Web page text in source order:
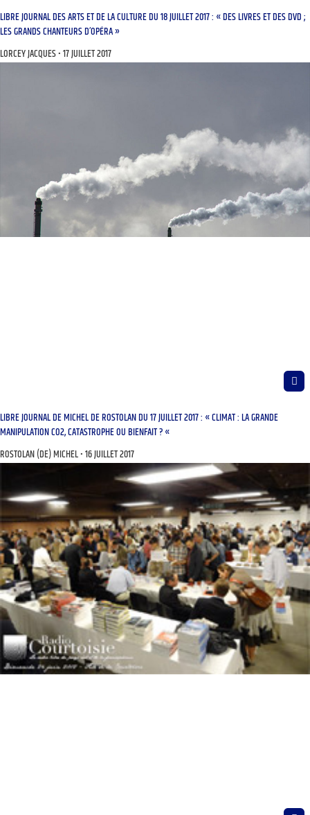
LIBRE JOURNAL DES ARTS ET DE LA CULTURE DU 18 JUILLET 2017 : « DES LIVRES ET DES DVD ;
LES GRANDS CHANTEURS D’OPÉRA »
LORCEY JACQUES 17 JUILLET 2017
LIBRE JOURNAL DE MICHEL DE ROSTOLAN DU 17 JUILLET 2017 : « CLIMAT : LA GRANDE
MANIPULATION CO2, CATASTROPHE OU BIENFAIT ? «
ROSTOLAN (DE) MICHEL 16 JUILLET 2017